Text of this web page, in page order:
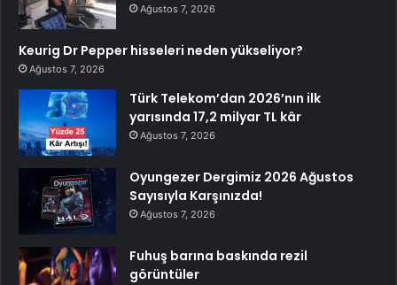
Ağustos 7, 2026
Keurig Dr Pepper hisseleri neden yükseliyor?
Ağustos 7, 2026
Türk Telekom’dan 2026’nın ilk
yarısında 17,2 milyar TL kâr
Ağustos 7, 2026
Oyungezer Dergimiz 2026 Ağustos
Sayısıyla Karşınızda!
Ağustos 7, 2026
Fuhuş barına baskında rezil
görüntüler